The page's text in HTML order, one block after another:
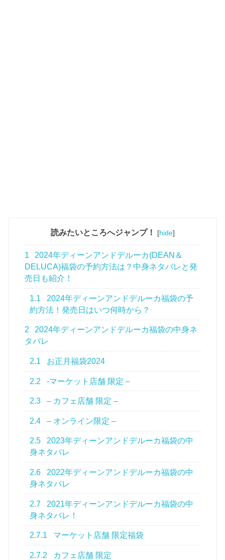
読みたいところへジャンプ！ [hide]
1
2024年ディーンアンドデルーカ(DEAN＆
DELUCA)福袋の予約方法は？中身ネタバレと発
売日も紹介！
1.1
2024年ディーンアンドデルーカ福袋の予
約方法！発売日はいつ何時から？
2
2024年ディーンアンドデルーカ福袋の中身ネ
タバレ
2.1 お正月福袋2024
2.2 -マーケット店舗 限定 –
2.3 – カフェ店舗 限定 –
2.4 – オンライン限定 –
2.5
2023年ディーンアンドデルーカ福袋の中
身ネタバレ
2.6
2022年ディーンアンドデルーカ福袋の中
身ネタバレ
2.7
2021年ディーンアンドデルーカ福袋の中
身ネタバレ！
2.7.1 マーケット店舗 限定福袋
2.7.2 カフェ店舗 限定